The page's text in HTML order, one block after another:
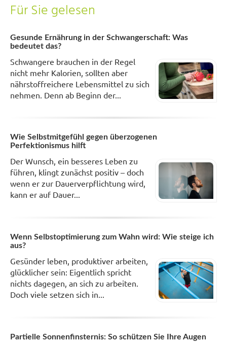
Für Sie gelesen
Gesunde Ernährung in der Schwangerschaft: Was
bedeutet das?
Schwangere brauchen in der Regel
nicht mehr Kalorien, sollten aber
nährstoffreichere Lebensmittel zu sich
nehmen. Denn ab Beginn der...
Wie Selbstmitgefühl gegen überzogenen
Perfektionismus hilft
Der Wunsch, ein besseres Leben zu
führen, klingt zunächst positiv – doch
wenn er zur Dauerverpflichtung wird,
kann er auf Dauer...
Wenn Selbstoptimierung zum Wahn wird: Wie steige ich
aus?
Gesünder leben, produktiver arbeiten,
glücklicher sein: Eigentlich spricht
nichts dagegen, an sich zu arbeiten.
Doch viele setzen sich in...
Partielle Sonnenfinsternis: So schützen Sie Ihre Augen